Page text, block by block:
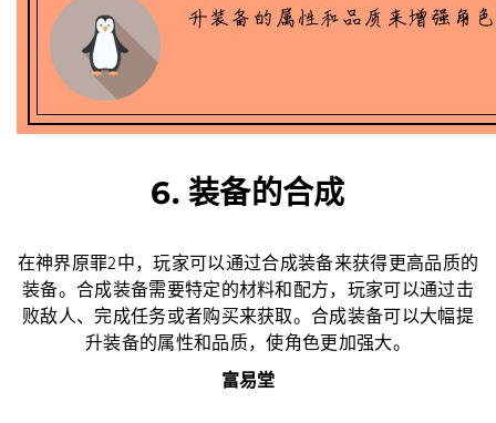
6. 装备的合成
在神界原罪2中，玩家可以通过合成装备来获得更高品质的
装备。合成装备需要特定的材料和配方，玩家可以通过击
败敌人、完成任务或者购买来获取。合成装备可以大幅提
升装备的属性和品质，使角色更加强大。
富易堂